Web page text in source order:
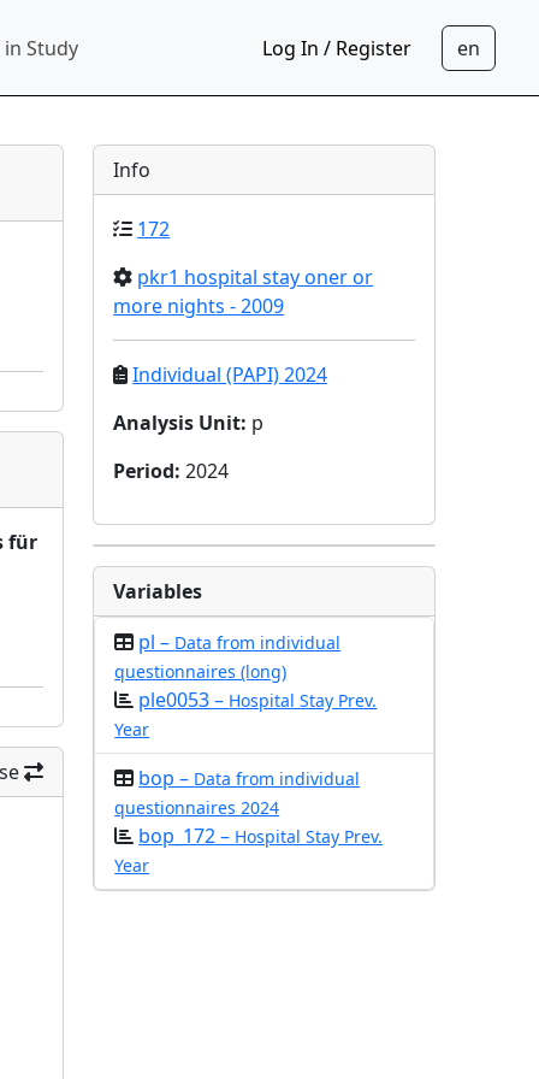
in Study Log In / Register
für
Info
172
pkr1 hospital stay oner or
more nights - 2009
Individual (PAPI) 2024
Analysis Unit: p
Period:2024
Variables
pl – Data from individual
questionnaires (long)
ple0053 – Hospital Stay Prev.
Year
bop – Data from individual
questionnaires 2024
bop_172 – Hospital Stay Prev.
Year